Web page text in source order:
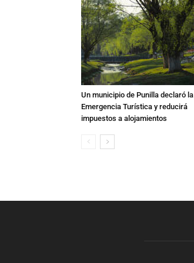
Un municipio de Punilla declaró la
Emergencia Turística y reducirá
impuestos a alojamientos